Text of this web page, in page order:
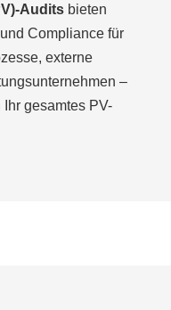
Auditsbieten
Compliance für
externe
–
gesamtes PV-